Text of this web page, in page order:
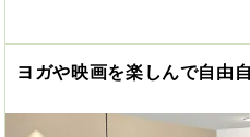
ヨガや映画を楽しんで自由